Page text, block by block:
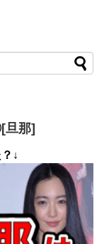
旦那]
↓